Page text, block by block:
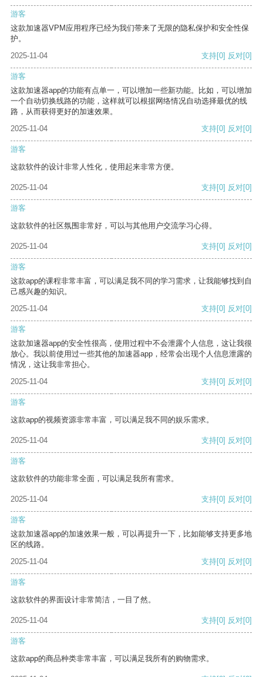
游客
这款加速器VPM应用程序已经为我们带来了无限的隐私保护和安全性保
护。
2025-11-04
支持[0] 反对[0]
游客
这款加速器app的功能有点单一，可以增加一些新功能。比如，可以增加
一个自动切换线路的功能，这样就可以根据网络情况自动选择最优的线
路，从而获得更好的加速效果。
2025-11-04
支持[0] 反对[0]
游客
这款软件的设计非常人性化，使用起来非常方便。
2025-11-04 支持[0] 反对[0]
游客
这款软件的社区氛围非常好，可以与其他用户交流学习心得。
2025-11-04 支持[0] 反对[0]
游客
这款app的课程非常丰富，可以满足我不同的学习需求，让我能够找到自
己感兴趣的知识。
2025-11-04
支持[0] 反对[0]
游客
这款加速器app的安全性很高，使用过程中不会泄露个人信息，这让我很
放心。我以前使用过一些其他的加速器app，经常会出现个人信息泄露的
情况，这让我非常担心。
2025-11-04
支持[0] 反对[0]
游客
这款app的视频资源非常丰富，可以满足我不同的娱乐需求。
2025-11-04 支持[0] 反对[0]
游客
这款软件的功能非常全面，可以满足我所有需求。
2025-11-04 支持[0] 反对[0]
游客
这款加速器app的加速效果一般，可以再提升一下，比如能够支持更多地
区的线路。
2025-11-04
支持[0] 反对[0]
游客
这款软件的界面设计非常简洁，一目了然。
2025-11-04 支持[0] 反对[0]
游客
这款app的商品种类非常丰富，可以满足我所有的购物需求。